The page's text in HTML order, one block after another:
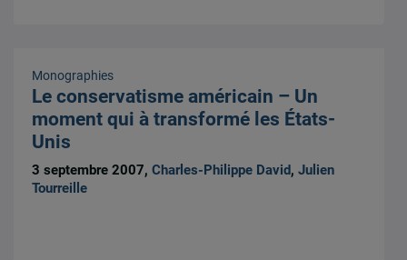
Monographies
Le conservatisme américain – Un
moment qui à transformé les États-
Unis
3 septembre 2007,Charles-Philippe David,Julien
Tourreille